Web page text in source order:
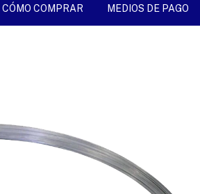
CÓMO COMPRAR MEDIOS DE PAGO